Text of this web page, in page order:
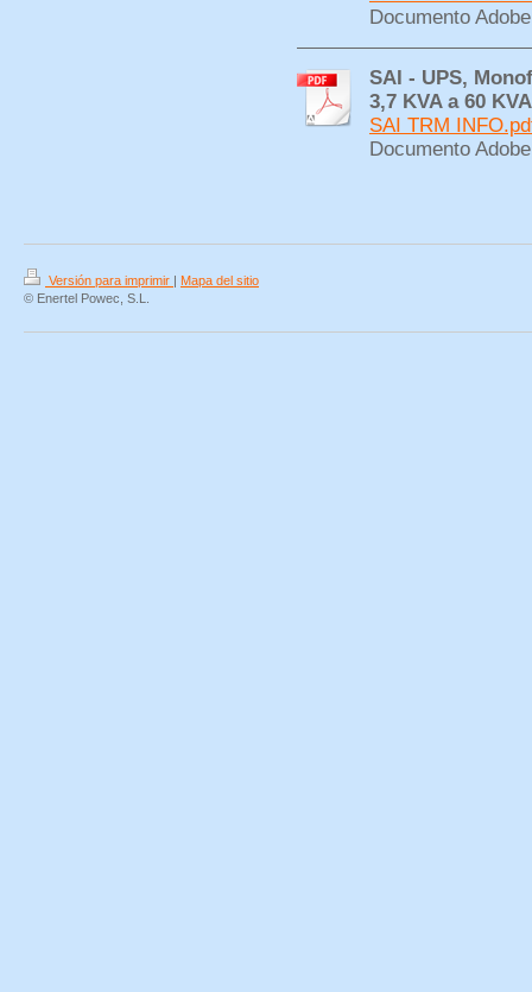
Documento
SAI - UPS,
3,7 KVA a 60 KVA
SAI TRM
Documento
Versión para imprimir | Mapa del sitio
© Enertel Powec, S.L.